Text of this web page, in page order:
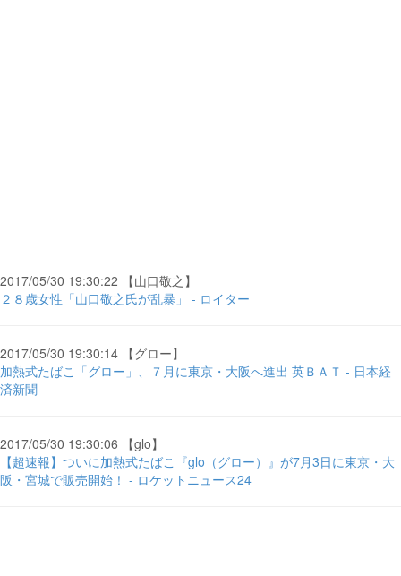
2017/05/30 19:30:22 【山口敬之】
２８歳女性「山口敬之氏が乱暴」 - ロイター
2017/05/30 19:30:14 【グロー】
加熱式たばこ「グロー」、７月に東京・大阪へ進出 英ＢＡＴ - 日本経
済新聞
2017/05/30 19:30:06 【glo】
【超速報】ついに加熱式たばこ『glo（グロー）』が7月3日に東京・大
阪・宮城で販売開始！ - ロケットニュース24